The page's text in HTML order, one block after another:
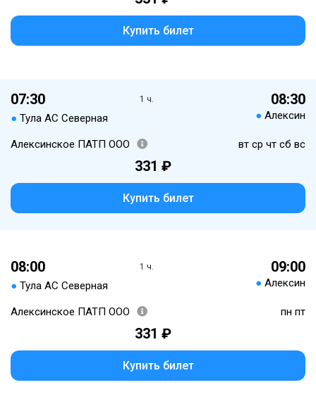
Купить билет
07:30
● Тула АС Северная
1 ч. 08:30
● Алексин
Алексинское ПАТП ООО вт ср чт сб вс
331 ₽
Купить билет
08:00
● Тула АС Северная
1 ч. 09:00
● Алексин
Алексинское ПАТП ООО пн пт
331 ₽
Купить билет